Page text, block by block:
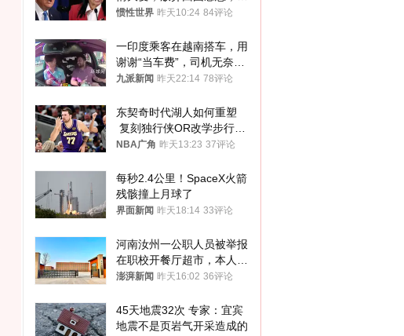
后嘱托已公开
惯性世界 昨天10:24 84评论
一印度乘客在越南搭车，用
谢谢“当车费”，司机无奈发
笑；印度网友：不代表印度
九派新闻 昨天22:14 78评论
东契奇时代湖人如何重塑
复刻独行侠OR改学步行
者？
NBA广角 昨天13:23 37评论
每秒2.4公里！SpaceX火箭
残骸撞上月球了
界面新闻 昨天18:14 33评论
河南汝州一公职人员被举报
在职校开餐厅超市，本人回
应称“是给别人帮忙”
澎湃新闻 昨天16:02 36评论
45天地震32次 专家：宜宾
地震不是页岩气开采造成的